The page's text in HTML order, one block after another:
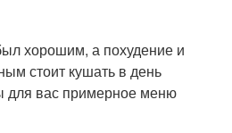
хорошим, а похудение и
стоит кушать в день
для вас примерное меню